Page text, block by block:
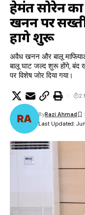
हेमंत सोरेन
खनन पर
होंगे शुरू
अवैध खनन और बालू
बालू घाट जल्द शुरू होंगे, बंद
पर विशेष जोर दिया गया।
Last Updated:
ByRazi Ahmad
2